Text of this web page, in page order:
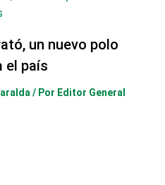
un nuevo polo
el país
/ Por Editor General